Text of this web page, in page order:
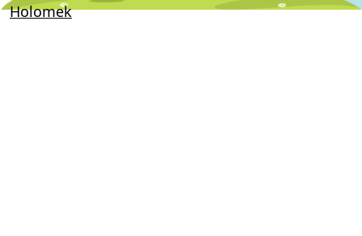
Holomek